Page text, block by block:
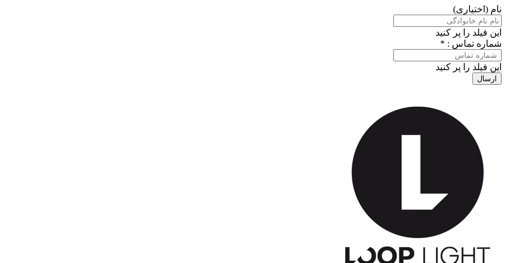
نام (اختیاری)
این فیلد را پر کنید
شماره تماس : *
این فیلد را پر کنید
ارسال